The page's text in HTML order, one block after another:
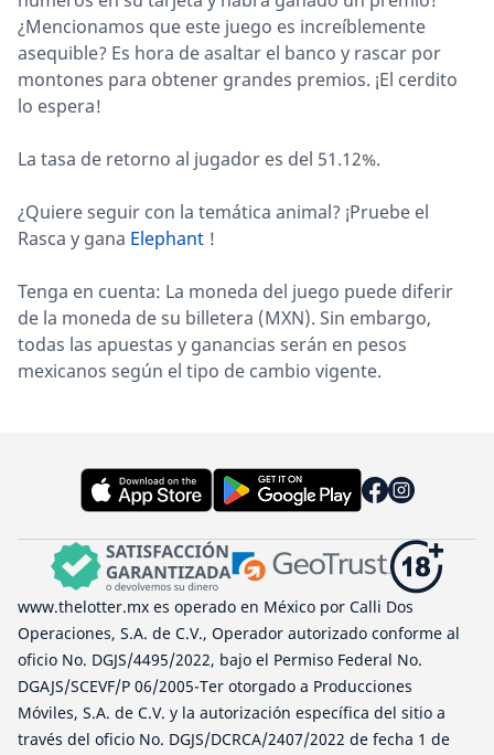
¿Mencionamos que este juego es increíblemente
asequible? Es hora de asaltar el banco y rascar por
montones para obtener grandes premios. ¡El cerdito
lo espera!
La tasa de retorno al jugador es del 51.12%.
¿Quiere seguir con la temática animal? ¡Pruebe el
Rasca y gana Elephant !
Tenga en cuenta: La moneda del juego puede diferir
de la moneda de su billetera (MXN). Sin embargo,
todas las apuestas y ganancias serán en pesos
mexicanos según el tipo de cambio vigente.
www.thelotter.mx es operado en México por Calli Dos
Operaciones, S.A. de C.V., Operador autorizado conforme al
oficio No. DGJS/4495/2022, bajo el Permiso Federal No.
DGAJS/SCEVF/P 06/2005-Ter otorgado a Producciones
Móviles, S.A. de C.V. y la autorización específica del sitio a
través del oficio No. DGJS/DCRCA/2407/2022 de fecha 1 de